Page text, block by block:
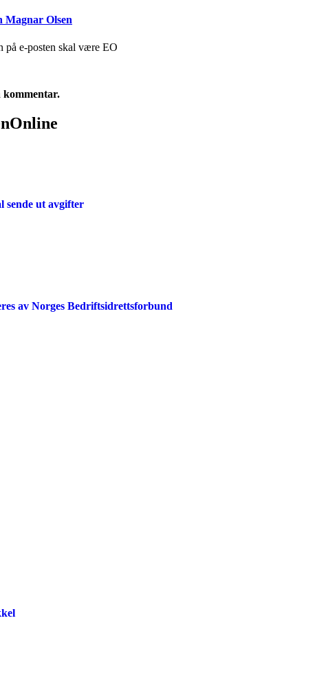
Magnar Olsen
på e-posten skal være EO
kommentar.
sende ut avgifter
av Norges Bedriftsidrettsforbund